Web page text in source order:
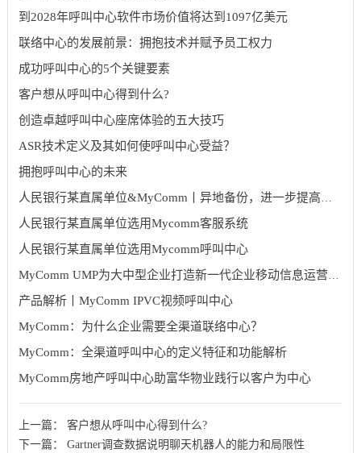
到2028年呼叫中心软件市场价值将达到1097亿美元
联络中心的发展前景：拥抱技术并赋予员工权力
成功呼叫中心的5个关键要素
客户想从呼叫中心得到什么?
创造卓越呼叫中心座席体验的五大技巧
ASR技术定义及其如何使呼叫中心受益？
拥抱呼叫中心的未来
人民银行某直属单位&MyComm丨异地备份，进一步提高支付系统业务连续性水平
人民银行某直属单位选用Mycomm客服系统
人民银行某直属单位选用Mycomm呼叫中心
MyComm UMP为大中型企业打造新一代企业移动信息运营平台
产品解析丨MyComm IPVC视频呼叫中心
MyComm：为什么企业需要全渠道联络中心？
MyComm：全渠道呼叫中心的定义特征和功能解析
MyComm房地产呼叫中心助富华物业践行以客户为中心
上一篇： 客户想从呼叫中心得到什么?
下一篇： Gartner调查数据说明聊天机器人的能力和局限性